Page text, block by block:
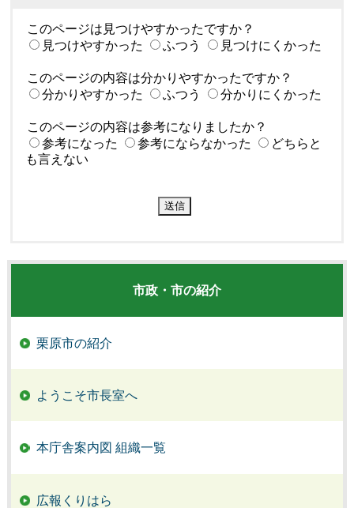
このページは見つけやすかったですか？
見つけやすかった
ふつう 見つけにくかった
このページの内容は分かりやすかったですか？
分かりやすかった
ふつう 分かりにくかった
このページの内容は参考になりましたか？
参考になった
参考にならなかった
どちらと
も言えない
市政・市の紹介
栗原市の紹介
ようこそ市長室へ
本庁舎案内図 組織一覧
広報くりはら